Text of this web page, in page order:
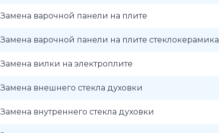
Замена варочной панели на плите
Замена варочной панели на плите стеклокерамика
Замена вилки на электроплите
Замена внешнего стекла духовки
Замена внутреннего стекла духовки